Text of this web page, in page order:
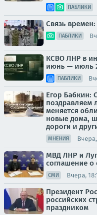
ПАБЛИКИ
Связь
ПАБЛИКИ
КСВО ЛНР в
июнь — июль
ПАБЛИКИ
Егор Бабкин:
поздравляем
меняется
новые дома,
дороги и
МНЕНИЯ
МВД ЛНР и
соглашение о
СМИ Вчера,
Президент
российских
праздником